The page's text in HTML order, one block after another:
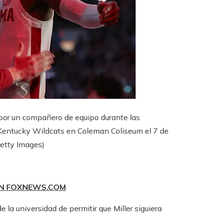
un compañero de equipo durante las
Wildcats en Coleman Coliseum el 7 de
Images)
FOXNEWS.COM
la universidad de permitir que Miller siguiera